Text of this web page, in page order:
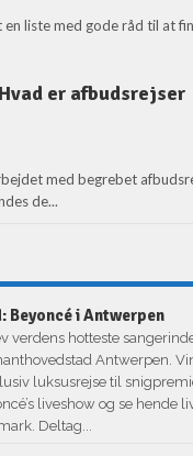
liste med gode råd til at
Hvad er afbudsrejser
med begrebet
de...
Beyoncé i Antwerpen
verdens hotteste
Antwerpen.
luksusrejse til
liveshow og se hende
Deltag...